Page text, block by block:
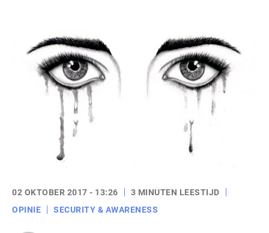
02 OKTOBER 2017 - 13:26
3 MINUTEN LEESTIJD
OPINIE
SECURITY & AWARENESS